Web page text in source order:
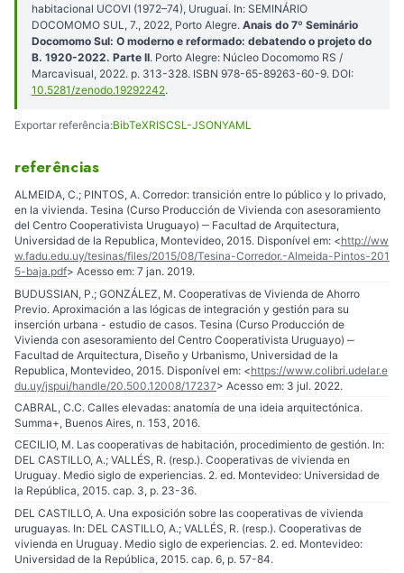
habitacional UCOVI (1972–74), Uruguai. In: SEMINÁRIO
DOCOMOMO SUL, 7., 2022, Porto Alegre. Anais do 7º Seminário
Docomomo Sul: O moderno e reformado: debatendo o projeto do
B. 1920-2022. Parte II. Porto Alegre: Núcleo Docomomo RS /
Marcavisual, 2022. p. 313-328. ISBN 978-65-89263-60-9. DOI:
10.5281/zenodo.19292242.
Exportar referência:BibTeXRISCSL-JSONYAML
referências
ALMEIDA, C.; PINTOS, A. Corredor: transición entre lo público y lo privado,
en la vivienda. Tesina (Curso Producción de Vivienda con asesoramiento
del Centro Cooperativista Uruguayo) ‒ Facultad de Arquitectura,
Universidad de la Republica, Montevideo, 2015. Disponível em: <http://ww
w.fadu.edu.uy/tesinas/files/2015/08/Tesina-Corredor.-Almeida-Pintos-201
5-baja.pdf> Acesso em: 7 jan. 2019.
BUDUSSIAN, P.; GONZÁLEZ, M. Cooperativas de Vivienda de Ahorro
Previo. Aproximación a las lógicas de integración y gestión para su
inserción urbana - estudio de casos. Tesina (Curso Producción de
Vivienda con asesoramiento del Centro Cooperativista Uruguayo) ‒
Facultad de Arquitectura, Diseño y Urbanismo, Universidad de la
Republica, Montevideo, 2015. Disponível em: <https://www.colibri.udelar.e
du.uy/jspui/handle/20.500.12008/17237> Acesso em: 3 jul. 2022.
CABRAL, C.C. Calles elevadas: anatomía de una ideia arquitectónica.
Summa+, Buenos Aires, n. 153, 2016.
CECILIO, M. Las cooperativas de habitación, procedimiento de gestión. In:
DEL CASTILLO, A.; VALLÉS, R. (resp.). Cooperativas de vivienda en
Uruguay. Medio siglo de experiencias. 2. ed. Montevideo: Universidad de
la República, 2015. cap. 3, p. 23-36.
DEL CASTILLO, A. Una exposición sobre las cooperativas de vivienda
uruguayas. In: DEL CASTILLO, A.; VALLÉS, R. (resp.). Cooperativas de
vivienda en Uruguay. Medio siglo de experiencias. 2. ed. Montevideo:
Universidad de la República, 2015. cap. 6, p. 57-84.